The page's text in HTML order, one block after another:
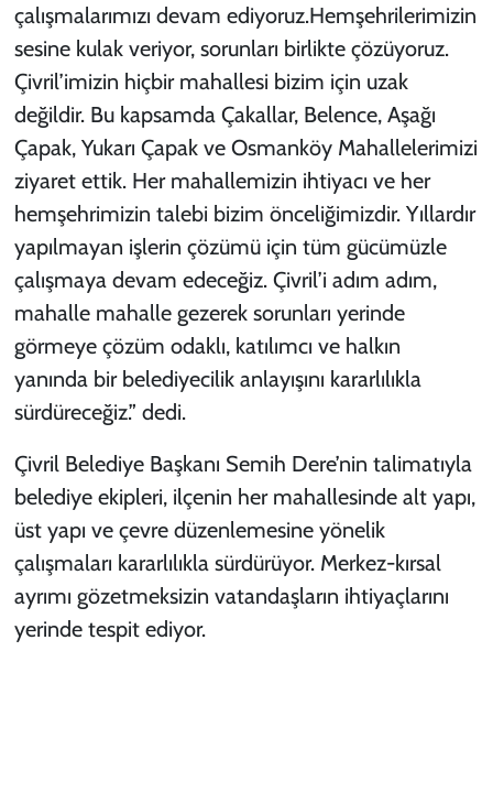
çalışmalarımızı devam ediyoruz.Hemşehrilerimizin
sesine kulak veriyor, sorunları birlikte çözüyoruz.
Çivril’imizin hiçbir mahallesi bizim için uzak
değildir. Bu kapsamda Çakallar, Belence, Aşağı
Çapak, Yukarı Çapak ve Osmanköy Mahallelerimizi
ziyaret ettik. Her mahallemizin ihtiyacı ve her
hemşehrimizin talebi bizim önceliğimizdir. Yıllardır
yapılmayan işlerin çözümü için tüm gücümüzle
çalışmaya devam edeceğiz. Çivril’i adım adım,
mahalle mahalle gezerek sorunları yerinde
görmeye çözüm odaklı, katılımcı ve halkın
yanında bir belediyecilik anlayışını kararlılıkla
sürdüreceğiz.” dedi.
Çivril Belediye Başkanı Semih Dere’nin talimatıyla
belediye ekipleri, ilçenin her mahallesinde alt yapı,
üst yapı ve çevre düzenlemesine yönelik
çalışmaları kararlılıkla sürdürüyor. Merkez-kırsal
ayrımı gözetmeksizin vatandaşların ihtiyaçlarını
yerinde tespit ediyor.